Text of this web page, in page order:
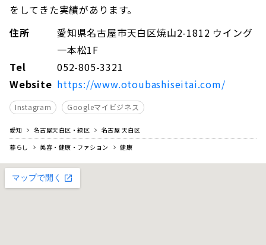
をしてきた実績があります。
住所
愛知県名古屋市天白区焼山2-1812 ウイング
一本松1F
Tel
052-805-3321
Website https://www.otoubashiseitai.com/
Instagram Googleマイビジネス
愛知 名古屋天白区・緑区
名古屋 天白区
暮らし
美容・健康・ファション 健康